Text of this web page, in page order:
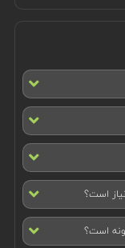
است؟
است؟